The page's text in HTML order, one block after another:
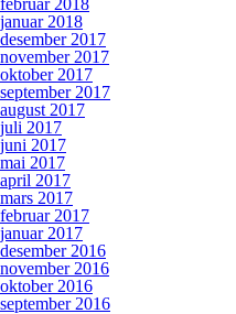
februar 2018
januar 2018
desember 2017
november 2017
oktober 2017
september 2017
august 2017
juli 2017
juni 2017
mai 2017
april 2017
mars 2017
februar 2017
januar 2017
desember 2016
november 2016
oktober 2016
september 2016